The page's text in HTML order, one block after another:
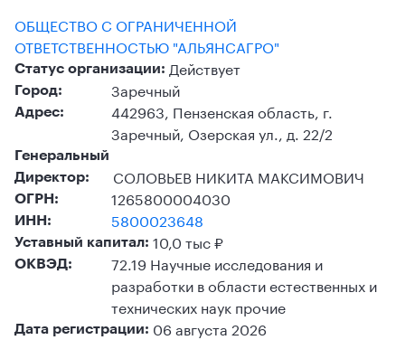
ОБЩЕСТВО С ОГРАНИЧЕННОЙ
ОТВЕТСТВЕННОСТЬЮ "АЛЬЯНСАГРО"
Статус организации: Действует
Город: Заречный
Адрес:
442963, Пензенская область, г.
Заречный, Озерская ул., д. 22/2
Генеральный
Директор:
СОЛОВЬЕВ НИКИТА МАКСИМОВИЧ
ОГРН: 1265800004030
ИНН: 5800023648
Уставный капитал: 10,0 тыс ₽
ОКВЭД:
72.19 Научные исследования и
разработки в области естественных и
технических наук прочие
Дата регистрации: 06 августа 2026